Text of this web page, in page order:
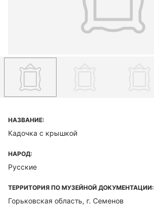
НАЗВАНИЕ:
Кадочка с крышкой
НАРОД:
Русские
ТЕРРИТОРИЯ ПО МУЗЕЙНОЙ ДОКУМЕНТАЦИИ:
Горьковская область, г. Семенов